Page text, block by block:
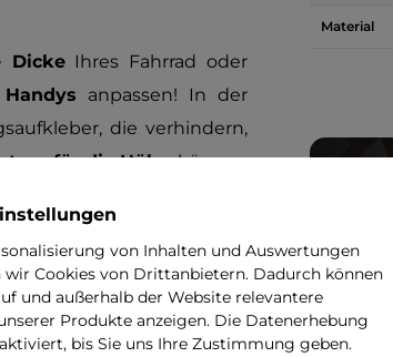
DickeIhres Fahrrad oder
anpassen! In der
die verhindern,
für die Hülsekönnen
und dank der
Werkzeug vorzubereiten.
Handys auch auf dem
Material
von Inhalten und Auswertungen
wir Cookies von Drittanbietern. Dadurch können
und außerhalb der Website relevantere
Produkte anzeigen. Die Datenerhebung
bis Sie uns Ihre Zustimmung geben.